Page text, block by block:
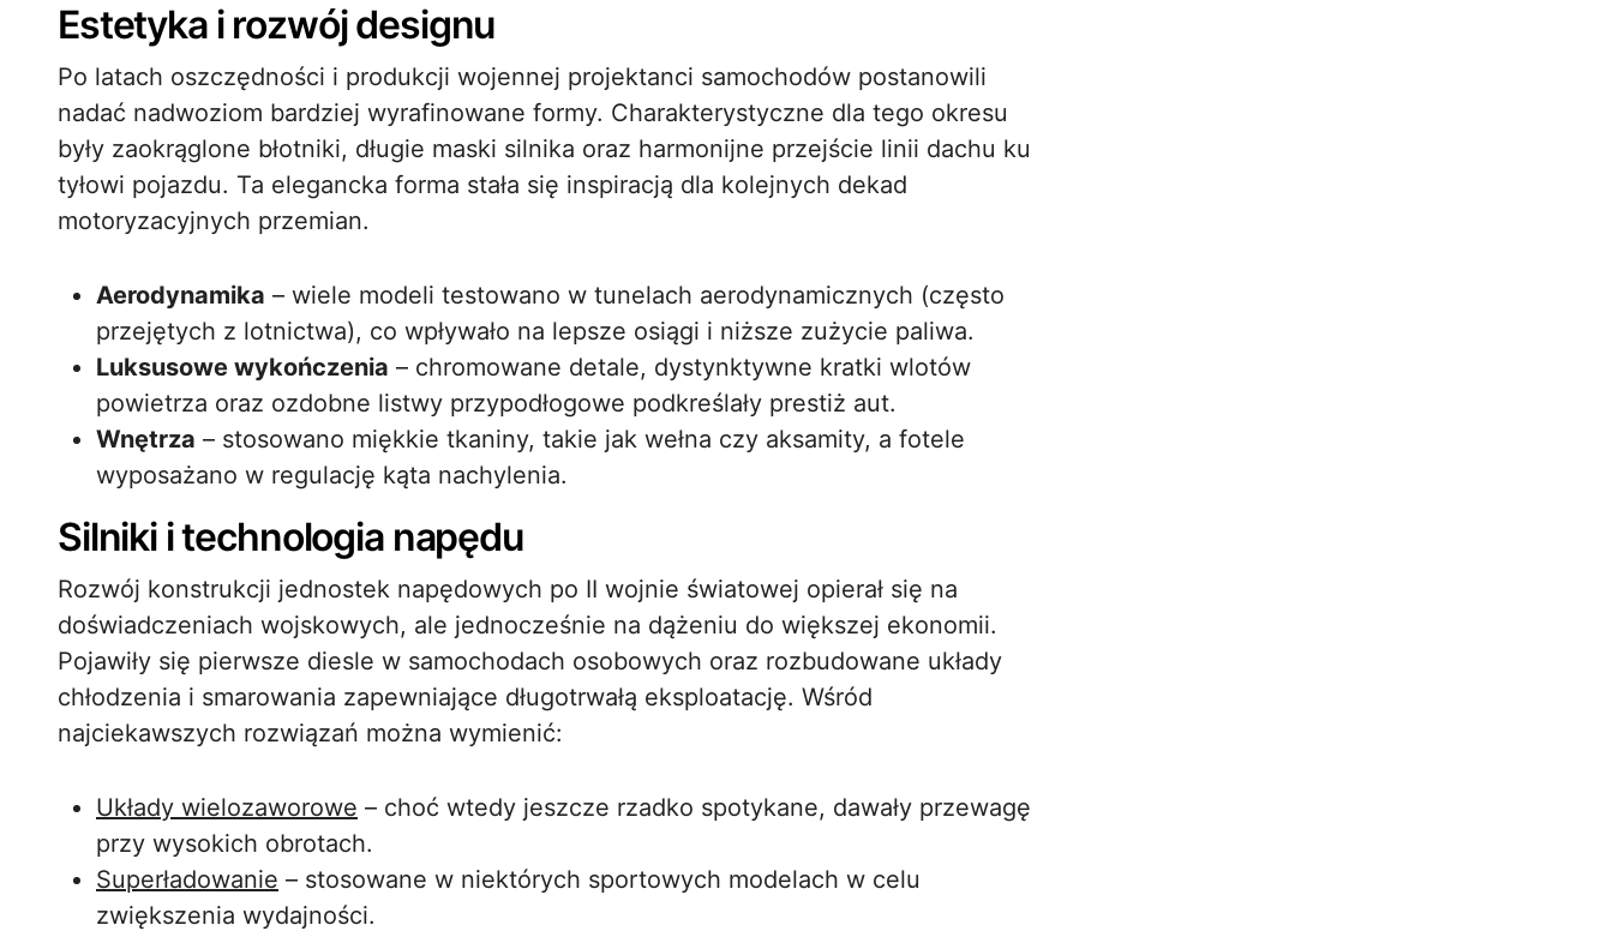
Estetyka i rozwój designu
Po latach oszczędności i produkcji wojennej projektanci samochodów postanowili
nadać nadwoziom bardziej wyrafinowane formy. Charakterystyczne dla tego okresu
były zaokrąglone błotniki, długie maski silnika oraz harmonijne przejście linii dachu ku
tyłowi pojazdu. Ta elegancka forma stała się inspiracją dla kolejnych dekad
motoryzacyjnych przemian.
Aerodynamika – wiele modeli testowano w tunelach aerodynamicznych (często
przejętych z lotnictwa), co wpływało na lepsze osiągi i niższe zużycie paliwa.
Luksusowe wykończenia – chromowane detale, dystynktywne kratki wlotów
powietrza oraz ozdobne listwy przypodłogowe podkreślały prestiż aut.
Wnętrza – stosowano miękkie tkaniny, takie jak wełna czy aksamity, a fotele
wyposażano w regulację kąta nachylenia.
Silniki i technologia napędu
Rozwój konstrukcji jednostek napędowych po II wojnie światowej opierał się na
doświadczeniach wojskowych, ale jednocześnie na dążeniu do większej ekonomii.
Pojawiły się pierwsze diesle w samochodach osobowych oraz rozbudowane układy
chłodzenia i smarowania zapewniające długotrwałą eksploatację. Wśród
najciekawszych rozwiązań można wymienić:
Układy wielozaworowe – choć wtedy jeszcze rzadko spotykane, dawały przewagę
przy wysokich obrotach.
Superładowanie – stosowane w niektórych sportowych modelach w celu
zwiększenia wydajności.